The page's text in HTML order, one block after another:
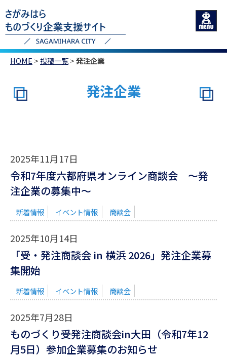
HOME >投稿一覧>発注企業
発注企業
2025年11月17日
令和7年度六都府県オンライン商談会 ～発
注企業の募集中～
新着情報 イベント情報 商談会
2025年10月14日
「受・発注商談会 in 横浜 2026」発注企業募
集開始
新着情報 イベント情報 商談会
2025年7月28日
ものづくり受発注商談会in大田（令和7年12
月5日）参加企業募集のお知らせ